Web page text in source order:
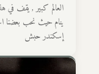
العالم كبير , يقف في
ينام حيث نحب بعضنا
إسكندر حبش